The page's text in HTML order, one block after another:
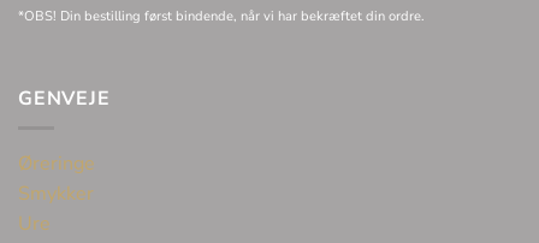
*OBS! Din bestilling først bindende, når vi har bekræftet din ordre.
GENVEJE
Øreringe
Smykker
Ure